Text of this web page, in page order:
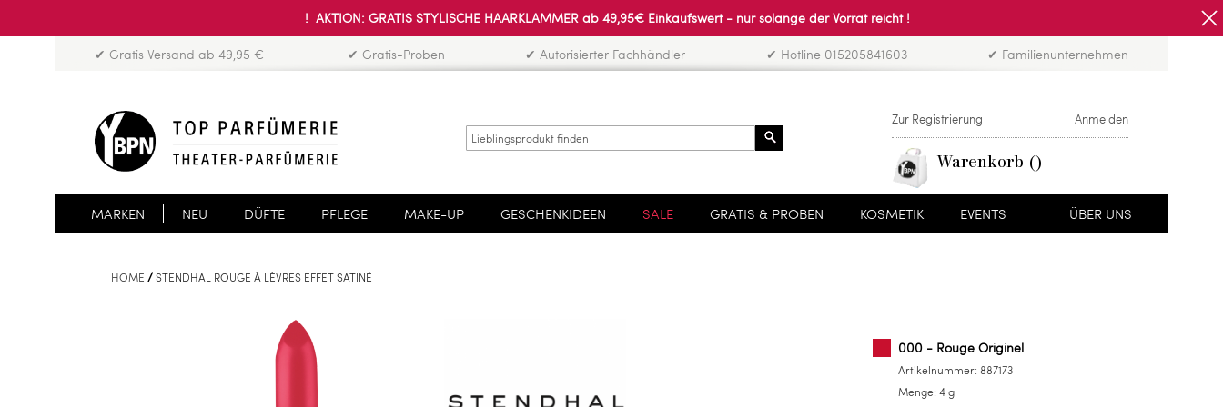
! AKTION: GRATIS STYLISCHE HAARKLAMMER ab 49,95€ Einkaufswert - nur solange der Vorrat reicht !
✔ Gratis Versand ab 49,95 € ✔ Gratis-Proben ✔ Autorisierter Fachhändler ✔ Hotline 015205841603 ✔ Familienunternehmen
Zur Registrierung Anmelden
Warenkorb
MARKEN NEU DÜFTE PFLEGE MAKE-UP GESCHENKIDEEN SALE GRATIS & PROBEN KOSMETIK EVENTS ÜBER UNS
HOME STENDHAL ROUGE À LÈVRES EFFET SATINÉ
000 - Rouge Originel
Artikelnummer: 887173
Menge: 4 g